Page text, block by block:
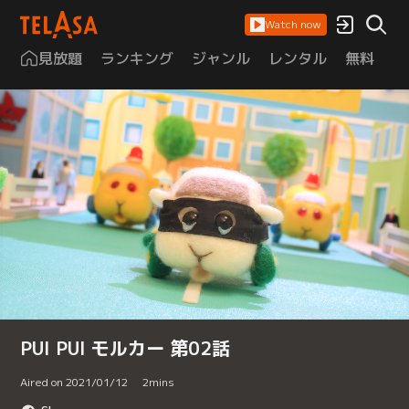
Watch now
見放題 ランキング ジャンル レンタル 無料
PUI PUI モルカー 第02話
Aired on 2021/01/12 2mins